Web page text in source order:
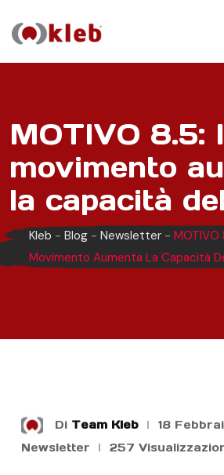
n
t
MOTIVO 8.5:
movimento
la capacità
Kleb - Blog - Newsletter - MOTIVO
Movimento Aumenta La Capacità
Di Team Kleb
18
Newsletter
257